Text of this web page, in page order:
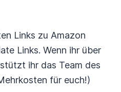
Links zu Amazon
Links. Wenn ihr über
ihr das Team des
für euch!)